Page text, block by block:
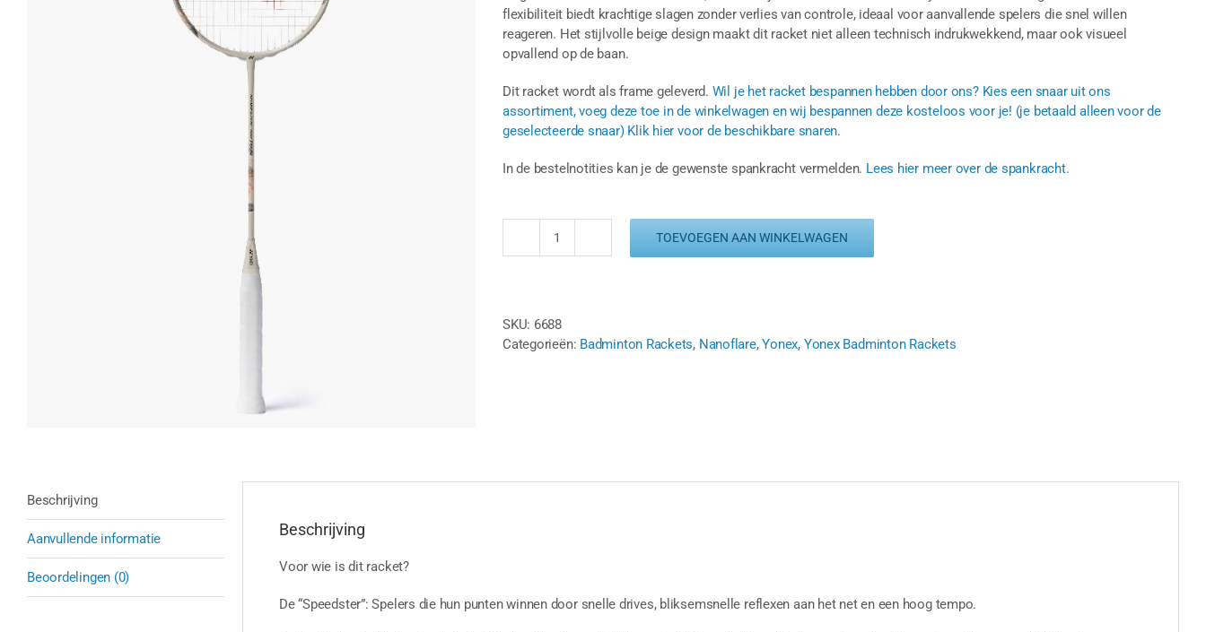
flexibiliteit biedt krachtige slagen zonder verlies van controle, ideaal voor aanvallende spelers die snel willen
reageren. Het stijlvolle beige design maakt dit racket niet alleen technisch indrukwekkend, maar ook visueel
opvallend op de baan.
Dit racket wordt als frame geleverd. Wil je het racket bespannen hebben door ons? Kies een snaar uit ons
assortiment, voeg deze toe in de winkelwagen en wij bespannen deze kosteloos voor je! (je betaald alleen voor de
geselecteerde snaar) Klik hier voor de beschikbare snaren.
In de bestelnotities kan je de gewenste spankracht vermelden. Lees hier meer over de spankracht.
YONEX
-
LIGHT
TOEVOEGEN AAN WINKELWAGEN
SKU: 6688
Categorieën: Badminton Rackets, Nanoflare,Yonex, Yonex Badminton Rackets
Beschrijving
Aanvullende informatie
Beoordelingen (0)
Beschrijving
Voor wie is dit racket?
De “Speedster”: Spelers die hun punten winnen door snelle drives, bliksemsnelle reflexen aan het net en een hoog tempo.